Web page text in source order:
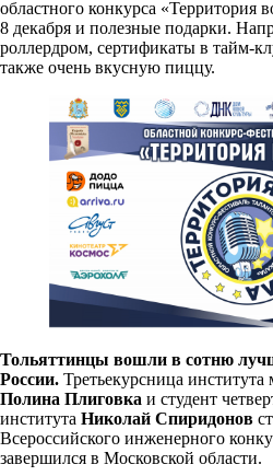
областного конкурса «Территория
8 декабря и полезные подарки.
роллердром, сертификаты в тайм-
также очень вкусную пиццу.
Тольяттинцы вошли в сотню
России. Третьекурсница
Полина Плиговка и студент
института Николай Спиридонов
Всероссийского инженерного
завершился в Московской области.